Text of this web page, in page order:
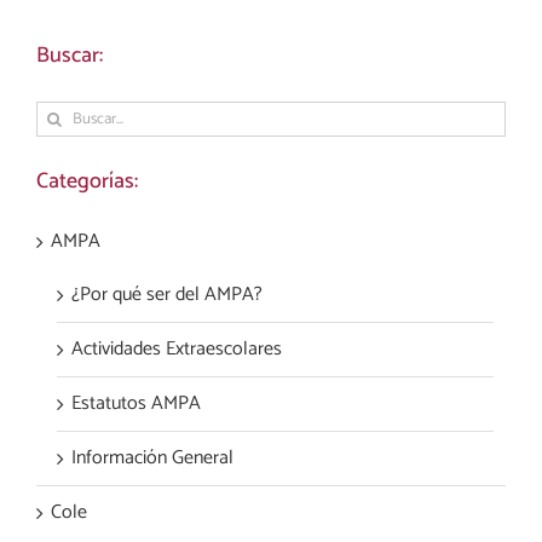
Buscar:
Buscar:
Categorías:
AMPA
¿Por qué ser del AMPA?
Actividades Extraescolares
Estatutos AMPA
Información General
Cole